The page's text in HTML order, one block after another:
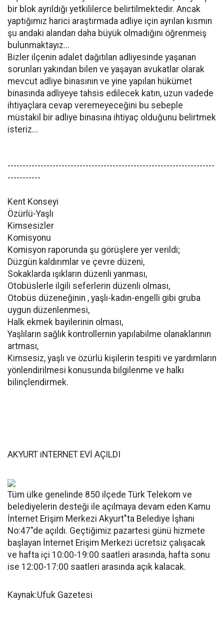
bir blok ayrıldığı yetkililerce belirtilmektedir. Ancak
yaptığımız harici araştırmada adliye için ayrılan kısmın
şu andaki alandan daha büyük olmadığını öğrenmeiş
bulunmaktayız...
Bizler ilçenin adalet dağıtılan adliyesinde yaşanan
sorunları yakından bilen ve yaşayan avukatlar olarak
mevcut adliye binasının ve yine yapılan hükümet
binasında adliyeye tahsis edilecek katın, uzun vadede
ihtiyaçlara cevap veremeyeceğini bu sebeple
müstakil bir adliye binasına ihtiyaç olduğunu belirtmek
isteriz...
---------------------------------------------------------------------
-----------
Kent Konseyi
Özürlü-Yaşlı
Kimsesizler
Komisyonu
Komisyon raporunda şu görüşlere yer verildi;
Düzgün kaldırımlar ve çevre düzeni,
Sokaklarda ışıkların düzenli yanması,
Otobüslerle ilgili seferlerin düzenli olması,
Otobüs düzeneğinin , yaşlı-kadın-engelli gibi gruba
uygun düzenlenmesi,
Halk ekmek bayilerinin olması,
Yaşlıların sağlık kontrollernin yapılabilme olanaklarının
artması,
Kimsesiz, yaşlı ve özürlü kişilerin tespiti ve yardımların
yönlendirilmesi konusunda bilgilenme ve halkı
bilinçlendirmek.
AKYURT iNTERNET EVİ AÇILDI
Tüm ülke genelinde 850 ilçede Türk Telekom ve
belediyelerin desteği ile açılmaya devam eden Kamu
İnternet Erişim Merkezi Akyurt"ta Belediye İşhanı
No:47"de açıldı. Geçtiğimiz pazartesi günü hizmete
başlayan İnternet Erişim Merkezi ücretsiz çalışacak
ve hafta içi 10:00-19:00 saatleri arasında, hafta sonu
ise 12:00-17:00 saatleri arasında açık kalacak.
Kaynak:Ufuk Gazetesi